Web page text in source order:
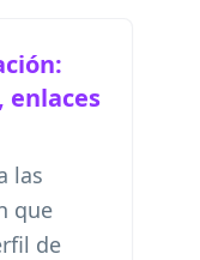
las
que
de